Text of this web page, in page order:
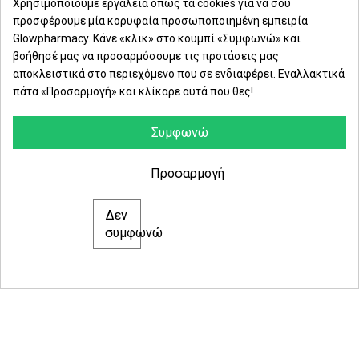
Primer effect.
Δευ. - Παρ.: 8:00 - 21:00
Σάββατο: 09:00-15:00
ΕΤΑΙΡΕΙΑ
© 2021 glowpharmacy.gr
Χρησιμοποιούμε εργαλεία όπως τα cookies για να σου
προσφέρουμε μία κορυφαία προσωποποιημένη εμπειρία
Glowpharmacy. Κάνε «κλικ» στο κουμπί «Συμφωνώ» και
βοήθησέ μας να προσαρμόσουμε τις προτάσεις μας
αποκλειστικά στο περιεχόμενο που σε ενδιαφέρει. Εναλλακτικά
πάτα «Προσαρμογή» και κλίκαρε αυτά που θες!
Συμφωνώ
Δεν
συμφωνώ
Προσαρμογή